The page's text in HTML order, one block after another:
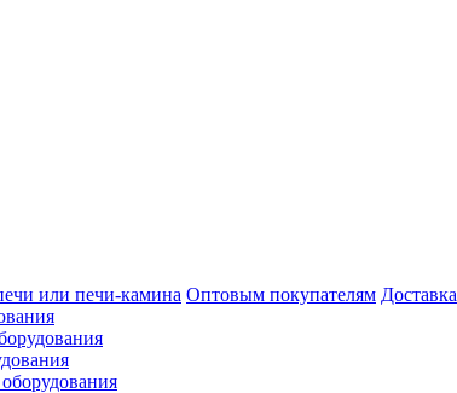
или печи-камина Оптовым покупателям Доставка